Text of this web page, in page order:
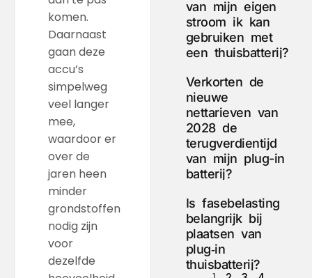
komen.
Daarnaast
gaan deze
accu’s
simpelweg
veel langer
mee,
waardoor er
over de
jaren heen
minder
grondstoffen
nodig zijn
voor
dezelfde
van mijn eigen
stroom ik kan
gebruiken met
een thuisbatterij?
Verkorten de
nieuwe
nettarieven van
2028 de
terugverdientijd
van mijn plug-in
batterij?
Is fasebelasting
belangrijk bij
plaatsen van
plug‑in
thuisbatterij?